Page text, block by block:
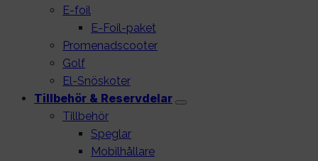
E-foil
E-Foil-paket
Promenadscooter
Golf
El-Snöskoter
Tillbehör & Reservdelar
Tillbehör
Speglar
Mobilhållare